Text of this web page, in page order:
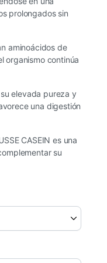
prolongados sin
aminoácidos de
organismo continúa
elevada pureza y
una digestión
CASEIN es una
su